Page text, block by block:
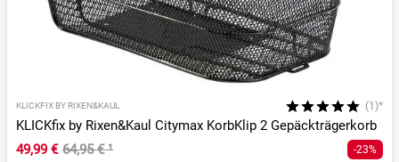
KLICKFIX BY RIXEN&KAUL (1)*
KLICKfix by Rixen&Kaul Citymax KorbKlip 2 Gepäckträgerkorb
49,99 € 64,95 €¹ -23%